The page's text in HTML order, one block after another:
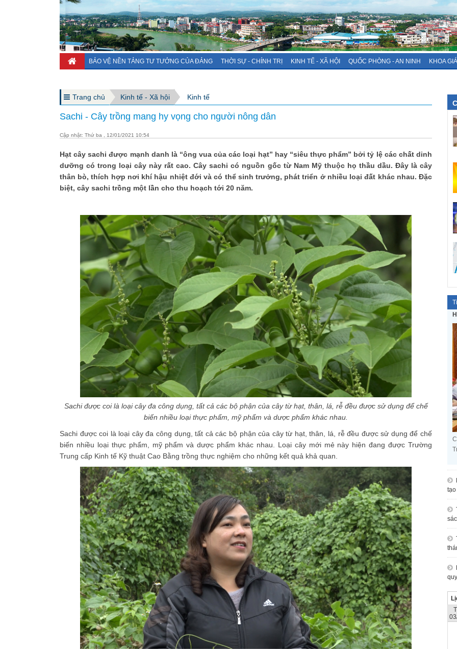
BẢO VỆ NỀN TẢNG TƯ TƯỞNG CỦA ĐẢNG THỜI SỰ - CHÍNH TRỊ KINH TẾ - XÃ HỘI QUỐC PHÒNG - AN NINH KHOA
Trang chủ Kinh tế - Xã hội Kinh tế
Sachi - Cây trồng mang hy vọng cho người nông dân
Cập nhật: Thứ ba , 12/01/2021 10:54
Hạt cây sachi được mạnh danh là “ông vua của các loại hạt” hay “siêu thực phẩm” bởi tỷ lệ các chất dinh
dưỡng có trong loại cây này rất cao. Cây sachi có nguồn gốc từ Nam Mỹ thuộc họ thầu dầu. Đây là cây
thân bò, thích hợp nơi khí hậu nhiệt đới và có thể sinh trưởng, phát triển ở nhiều loại đất khác nhau. Đặc
biệt, cây sachi trồng một lần cho thu hoạch tới 20 năm.
Sachi được coi là loại cây đa công dụng, tất cả các bộ phận của cây từ hạt, thân, lá, rễ đều được sử dụng để chế
biến nhiều loại thực phẩm, mỹ phẩm và dược phẩm khác nhau.
Sachi được coi là loại cây đa công dụng, tất cả các bộ phận của cây từ hạt, thân, lá, rễ đều được sử dụng để chế
biến nhiều loại thực phẩm, mỹ phẩm và dược phẩm khác nhau. Loại cây mới mẻ này hiện đang được Trường
Trung cấp Kinh tế Kỹ thuật Cao Bằng trồng thực nghiệm cho những kết quả khả quan.